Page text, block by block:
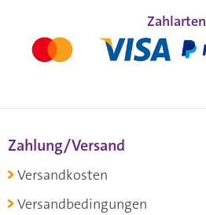
Zahlarten
Zahlung/Versand
Versandkosten
Versandbedingungen